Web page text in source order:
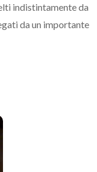
indistintamente da
da un importante